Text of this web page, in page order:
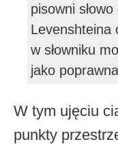
pisowni
Levenshteina
w słowniku
jako
W tym ujęciu
punkty